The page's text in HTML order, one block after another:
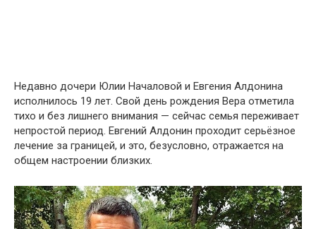
Недавно дочери Юлии Началовой и Евгения Алдонина
исполнилось 19 лет. Свой день рождения Вера отметила
тихо и без лишнего внимания — сейчас семья переживает
непростой период. Евгений Алдонин проходит серьёзное
лечение за границей, и это, безусловно, отражается на
общем настроении близких.